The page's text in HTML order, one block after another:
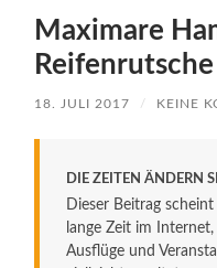
Maximare
18. JULI 2017 / KEINE
DIE ZEITEN ÄNDERN
Dieser Beitrag
lange Zeit im
Ausflüge und